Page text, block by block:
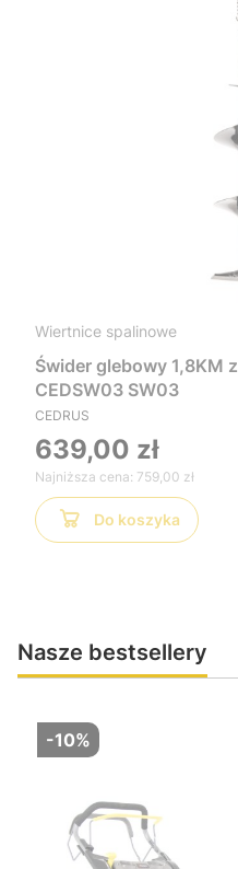
Wiertnice spalinowe
Świder glebowy 1,8KM
CEDSW03 SW03
CEDRUS
639,00 zł
Najniższa cena: 759,00 zł
Do koszyka
Nasze bestsellery
-10%